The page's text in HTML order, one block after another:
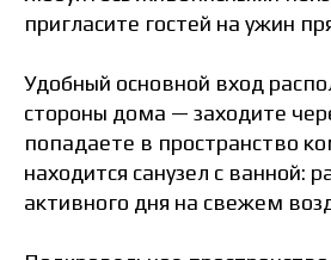
пригласите гостей на ужин
Удобный основной вход
стороны дома — заходите
попадаете в пространство
находится санузел с ванной:
активного дня на свежем